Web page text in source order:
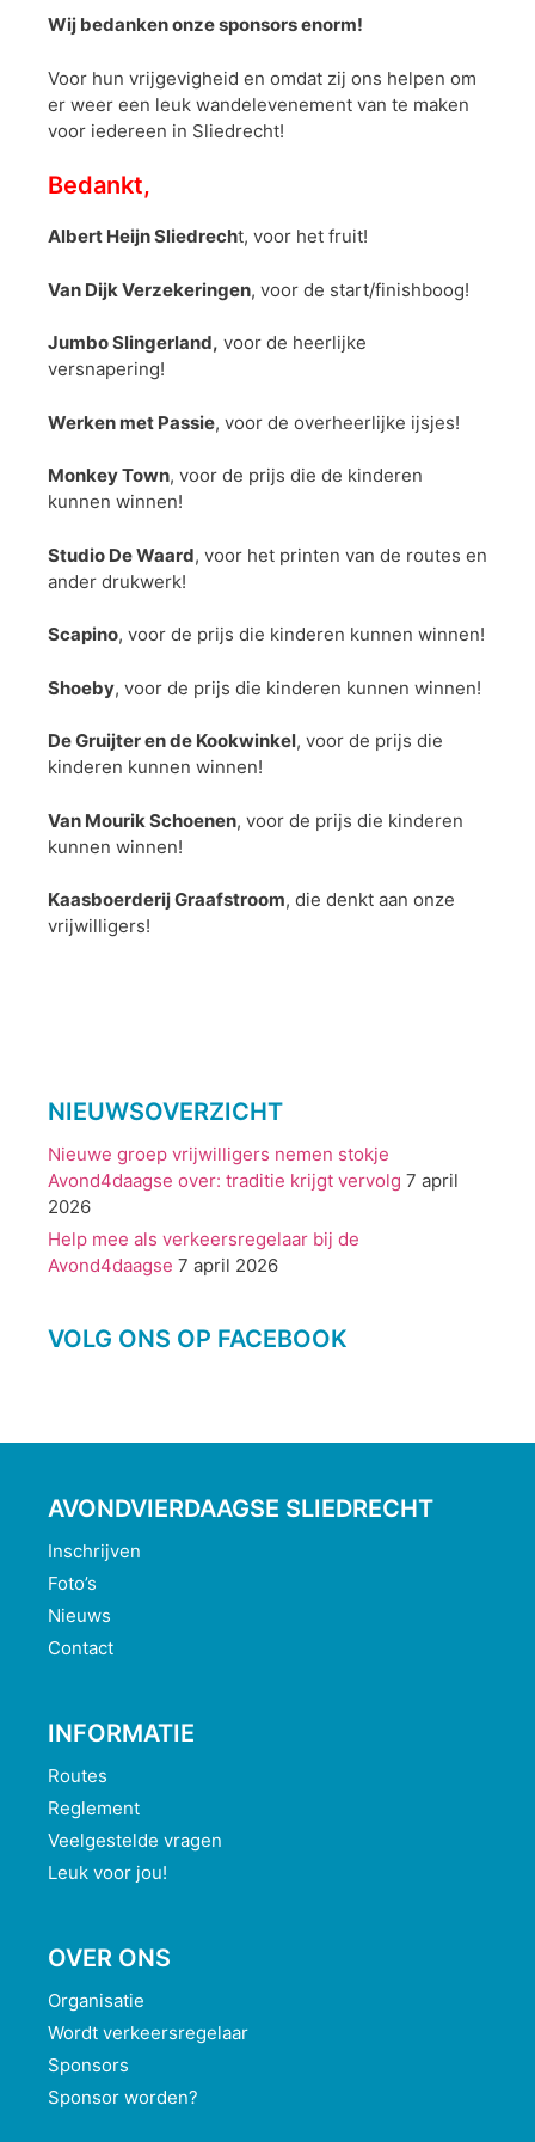
Wij bedanken onze sponsors enorm!
Voor hun vrijgevigheid en omdat zij ons helpen om
er weer een leuk wandelevenement van te maken
voor iedereen in Sliedrecht!
Bedankt,
Albert Heijn Sliedrecht, voor het fruit!
Van Dijk Verzekeringen, voor de start/finishboog!
Jumbo Slingerland, voor de heerlijke
versnapering!
Werken met Passie, voor de overheerlijke ijsjes!
Monkey Town, voor de prijs die de kinderen
kunnen winnen!
Studio De Waard, voor het printen van de routes en
ander drukwerk!
Scapino, voor de prijs die kinderen kunnen winnen!
Shoeby, voor de prijs die kinderen kunnen winnen!
De Gruijter en de Kookwinkel, voor de prijs die
kinderen kunnen winnen!
Van Mourik Schoenen, voor de prijs die kinderen
kunnen winnen!
Kaasboerderij Graafstroom, die denkt aan onze
vrijwilligers!
NIEUWSOVERZICHT
Nieuwe groep vrijwilligers nemen stokje
Avond4daagse over: traditie krijgt vervolg 7 april
2026
Help mee als verkeersregelaar bij de
Avond4daagse 7 april 2026
VOLG ONS OP FACEBOOK
AVONDVIERDAAGSE SLIEDRECHT
Inschrijven
Foto’s
Nieuws
Contact
INFORMATIE
Routes
Reglement
Veelgestelde vragen
Leuk voor jou!
OVER ONS
Organisatie
Wordt verkeersregelaar
Sponsors
Sponsor worden?